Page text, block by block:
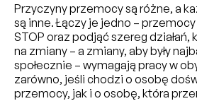
Przyczyny przemocy są różne, a
są inne. Łączy je jedno –
STOP oraz podjąć szereg działań,
na zmiany – a zmiany, aby były
społecznie – wymagają pracy w
zarówno, jeśli chodzi o osobę
przemocy, jak i o osobę, która